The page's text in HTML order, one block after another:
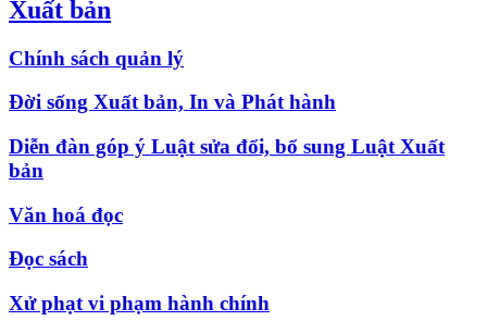
Xuất bản
Chính sách quản lý
Đời sống Xuất bản, In và Phát hành
Diễn đàn góp ý Luật sửa đổi, bổ sung Luật Xuất
bản
Văn hoá đọc
Đọc sách
Xử phạt vi phạm hành chính